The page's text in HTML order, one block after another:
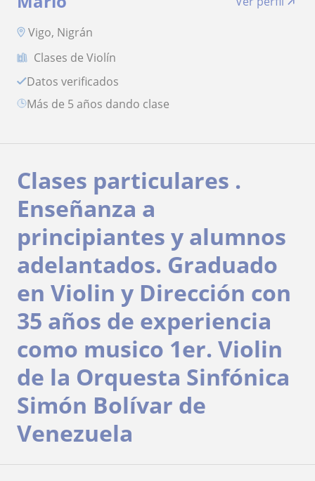
Vigo, Nigrán
Clases de Violín
Datos verificados
más de 5 años dando clase
Clases particulares .
Enseñanza a
principiantes y alumnos
adelantados. Graduado
en Violin y Dirección con
35 años de experiencia
como musico 1er. Violin
de la Orquesta Sinfónica
Simón Bolívar de
Venezuela